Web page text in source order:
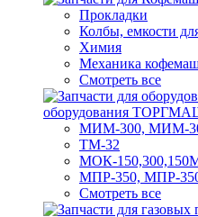
Прокладки
Колбы, емкости
Химия
Механика
Смотреть все
оборудования
МИМ-300, МИМ-
ТМ-32
МОК-
МПР-350, МПР-
Смотреть все